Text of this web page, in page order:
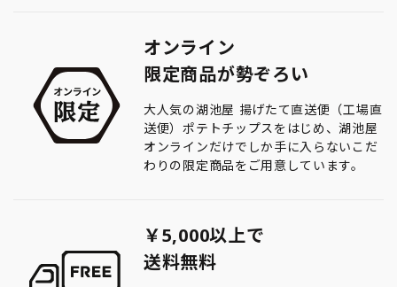
オンライン
限定商品が勢ぞろい
大人気の湖池屋 揚げたて直送便（工場直
送便）ポテトチップスをはじめ、湖池屋
オンラインだけでしか手に入らないこだ
わりの限定商品をご用意しています。
￥5,000以上で
送料無料